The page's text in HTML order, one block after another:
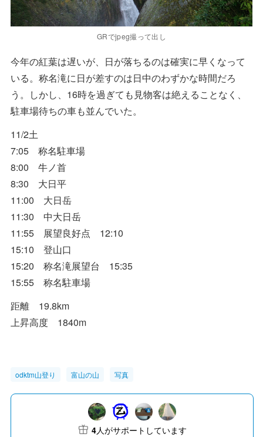
GRでjpeg撮って出し
今年の紅葉は遅いが、日が落ちるのは確実に早くなって
いる。称名滝に日が差すのは日中のわずかな時間だろ
う。しかし、16時を過ぎても見物客は絶えることなく、
駐車場待ちの車も並んでいた。
11/2土
7:05 称名駐車場
8:00 牛ノ首
8:30 大日平
11:00 大日岳
11:30 中大日岳
11:55 展望良好点 12:10
15:10 登山口
15:20 称名滝展望台 15:35
15:55 称名駐車場
距離 19.8km
上昇高度 1840m
odktm山登り 富山の山 写真
4人がサポートしています